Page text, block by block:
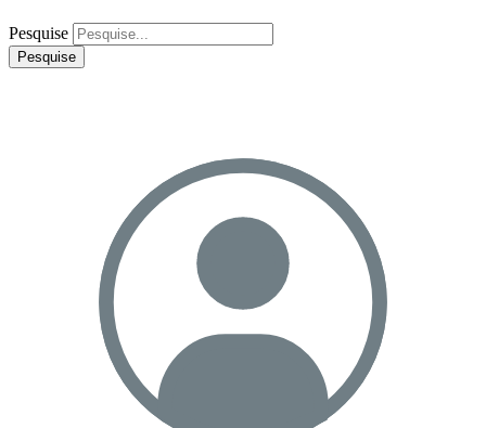
Pesquise
Pesquise